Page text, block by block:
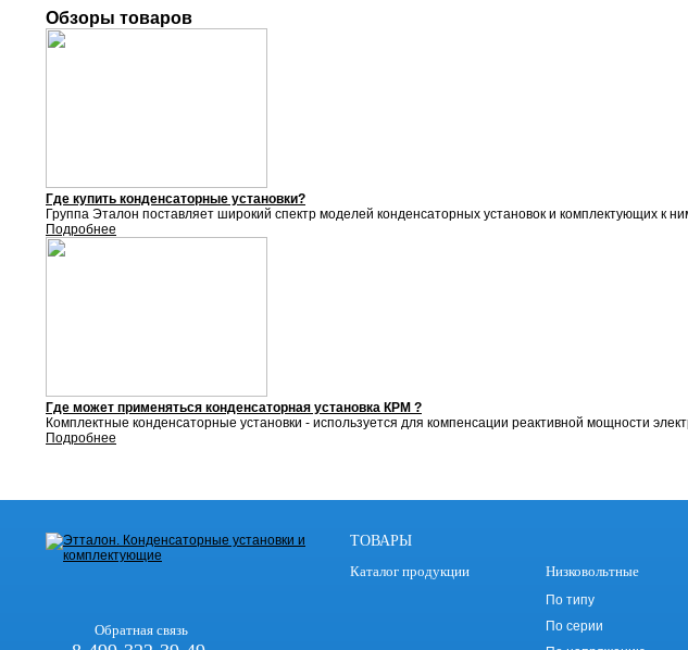
Обзоры товаров
Где купить конденсаторные установки?
Группа Эталон поставляет широкий спектр моделей конденсаторных установок и комплектующих к
Подробнее
Где может применяться конденсаторная установка КРМ ?
Комплектные конденсаторные установки - используется для компенсации реактивной мощности
Подробнее
Обратная связь
ТОВАРЫ
Каталог продукции
Низковольтные
По типу
По серии